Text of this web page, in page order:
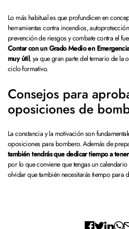
Lo más habitual es que profundicen en
herramientas contra incendios,
prevención de riesgos y combate contra el
Contar con un Grado Medio en
muy útil, ya que gran parte del temario de la
ciclo formativo.
Consejos para
oposiciones de
La constancia y la motivación son
oposiciones para bombero. Además de
también tendrás que dedicar tiempo a
por lo que conviene que tengas un
olvidar que también necesitarás tiempo para